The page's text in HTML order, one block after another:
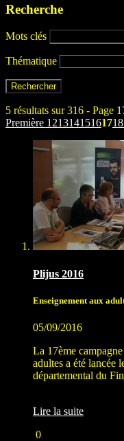
Recherche
Mots clés
Thématique
5 résultats sur 316 - Page
Première 12131415161718
Plijus 2016
Enseignement aux
05/09/2016
La 17ème
adultes a été lancée
départemental du
Lire la suite
0